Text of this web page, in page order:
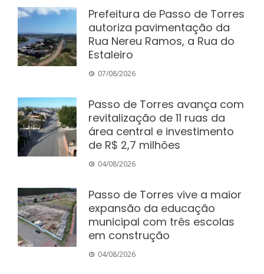
Prefeitura de Passo de Torres
autoriza pavimentação da
Rua Nereu Ramos, a Rua do
Estaleiro
07/08/2026
Passo de Torres avança com
revitalização de 11 ruas da
área central e investimento
de R$ 2,7 milhões
04/08/2026
Passo de Torres vive a maior
expansão da educação
municipal com três escolas
em construção
04/08/2026